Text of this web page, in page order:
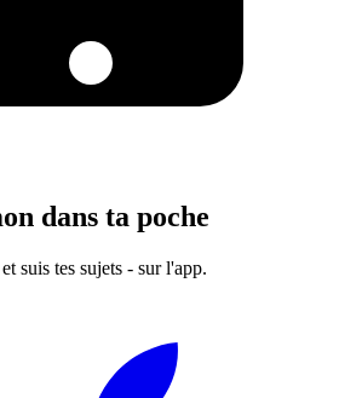
dans ta poche
suis tes sujets - sur l'app.